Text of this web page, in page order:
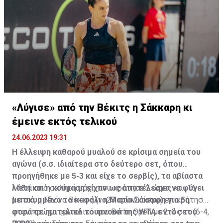
«Λύγισε» από την Βέκιτς η Σάκκαρη κι
έμεινε εκτός τελικού
24.06.2023 19:31
Η έλλειψη καθαρού μυαλού σε κρίσιμα σημεία του
αγώνα (σ.σ. ιδιαίτερα στο δεύτερο σετ, όπου
προηγήθηκε με 5-3 και είχε το σερβίς), τα αβίαστα
λάθη και η κούραση είχαν ως αποτέλεσμα να φύγει
με σκυμμένο το κεφάλι η Μαρία Σάκκαρη για 5η
φορά σε ημιτελικό τουρνουά της WTA εντός του
Μετά από σκληρή μάχη που κράτησε 2 ώρες και 16
λεπτά, η Ντόνα Βέκιτς (νο23 στον κόσμο) επικράτησε
στον πρώτο ημιτελικό του Berlin Open με 2-0 σετ (6-4,